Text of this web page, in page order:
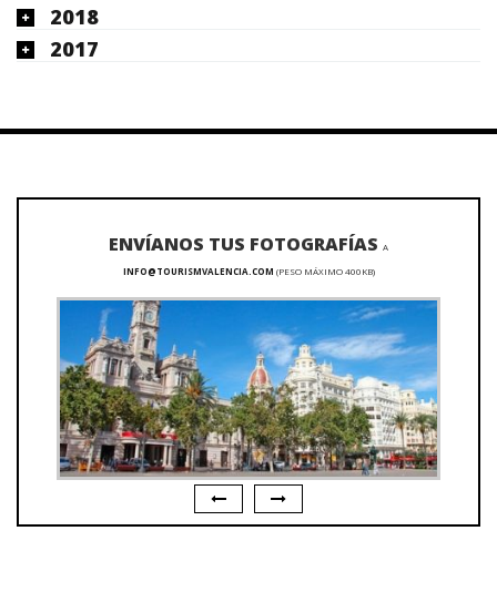
2018
2017
ENVÍANOS TUS FOTOGRAFÍAS A
INFO@TOURISMVALENCIA.COM (PESO MÁXIMO 400KB)